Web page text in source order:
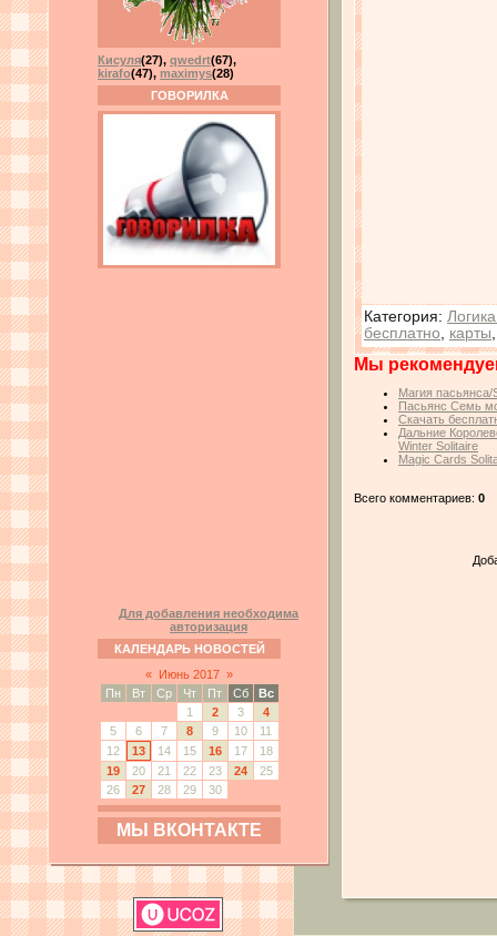
Кисуля(27), qwedrt(67),
kirafo(47), maximys(28)
ГОВОРИЛКА
Для добавления необходима
авторизация
КАЛЕНДАРЬ НОВОСТЕЙ
«
Июнь 2017 »
Пн
Вт Ср Чт Пт Сб
Вс
1
2 3
4
5
6 7 8 9 10
11
12
13 14 15 16 17
18
19
20 21 22 23 24
25
26
27 28 29 30
МЫ ВКОНТАКТЕ
Категория:
бесплатно
карты
Мы
Магия
Пасьянс Семь
Скачать
Дальние
Winter Solitaire
Magic Cards
Всего комментариев: 0